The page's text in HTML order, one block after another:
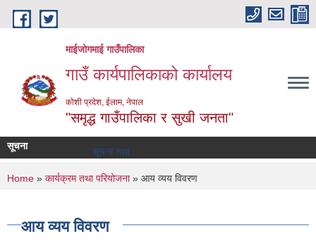
Skip to main content
माईजोगमाई गाउँपालिका
गाउँ कार्यपालिकाको कार्यालय
कोशी प्रदेश, ईलाम, नेपाल
"समृद्ध गाउँपालिका र सुखी जनता"
सूचना सूचना तथा समाचार
You are here
Home » कार्यक्रम तथा परियोजना» आय व्यय विवरण
आय व्यय विवरण